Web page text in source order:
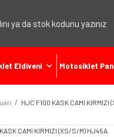
Eldiveni Motosiklet
HJC F100 KASK CAMI KIRMIZI